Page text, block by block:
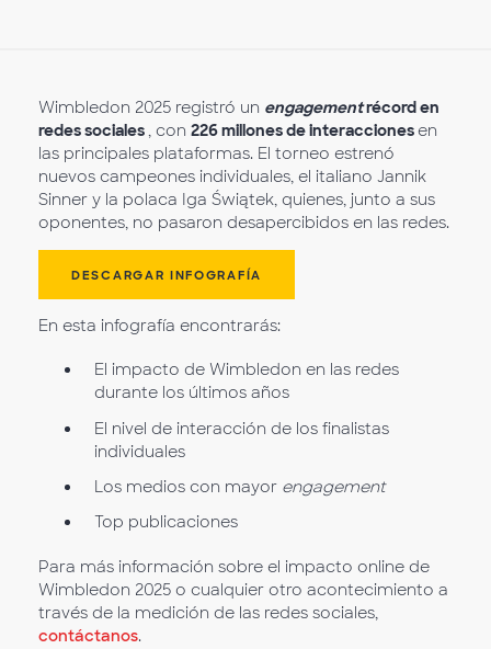
Wimbledon 2025 registró un engagementrécord en
redes sociales , con 226 millones de interaccionesen
las principales plataformas. El torneo estrenó
nuevos campeones individuales, el italiano Jannik
Sinner y la polaca Iga Świątek, quienes, junto a sus
oponentes, no pasaron desapercibidos en las redes.
DESCARGAR INFOGRAFÍA
En esta infografía encontrarás:
El impacto de Wimbledon en las redes
durante los últimos años
El nivel de interacción de los finalistas
individuales
Los medios con mayor engagement
Top publicaciones
Para más información sobre el impacto online de
Wimbledon 2025 o cualquier otro acontecimiento a
través de la medición de las redes sociales,
contáctanos.